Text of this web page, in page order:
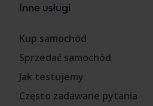
Inne usługi
Kup samochód
Sprzedać samochód
Jak testujemy
Często zadawane pytania